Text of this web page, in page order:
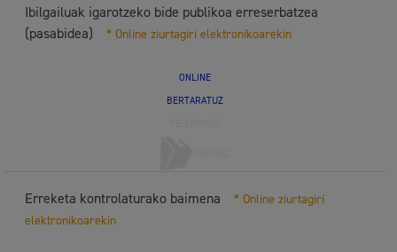
Ibilgailuak igarotzeko bide publikoa erreserbatzea
(pasabidea)
* Online ziurtagiri elektronikoarekin
ONLINE
BERTARATUZ
Erreketa kontrolaturako baimena
* Online ziurtagiri
elektronikoarekin